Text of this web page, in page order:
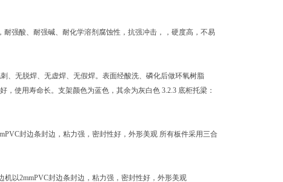
耐强酸、耐强碱、耐化学溶剂腐蚀性，抗强冲击，，硬度高，不易
、无脱焊、无虚焊、无假焊。表面经酸洗、磷化后做环氧树脂
使用寿命长。支架颜色为蓝色，其余为灰白色 3.2.3 底柜托梁：
封边条封边，粘力强，密封性好，外形美观 所有板件采用三合
以2mmPVC封边条封边，粘力强，密封性好，外形美观